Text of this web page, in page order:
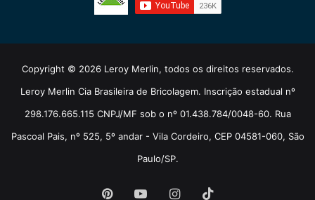
Copyright © 2026 Leroy Merlin, todos os direitos reservados.
Leroy Merlin Cia Brasileira de Bricolagem. Inscrição estadual nº
298.176.665.115 CNPJ/MF sob o nº 01.438.784/0048-60. Rua
Pascoal Pais, nº 525, 5º andar - Vila Cordeiro, CEP 04581-060, São
Paulo/SP.
PinterestYouTubeInstagram